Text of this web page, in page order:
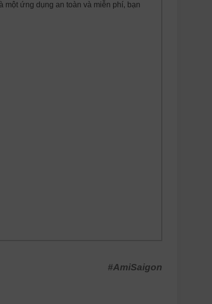
một ứng dụng an toàn và miễn phí, bạn
#AmiSaigon